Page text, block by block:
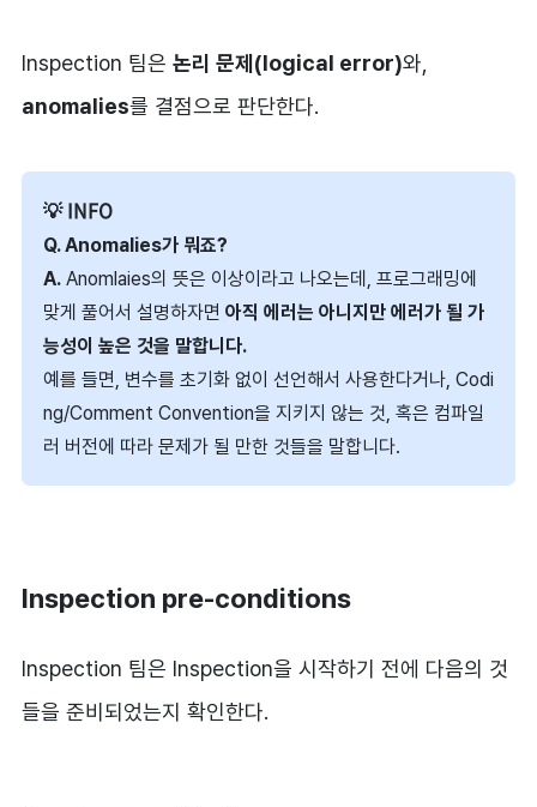
Inspection 팀은 논리 문제(logical error)와,
anomalies를 결점으로 판단한다.
Q. Anomalies가 뭐죠?
A. Anomlaies의 뜻은 이상이라고 나오는데, 프로그래밍에
맞게 풀어서 설명하자면 아직 에러는 아니지만 에러가 될 가
능성이 높은 것을 말합니다.
예를 들면, 변수를 초기화 없이 선언해서 사용한다거나, Codi
ng/Comment Convention을 지키지 않는 것, 혹은 컴파일
러 버전에 따라 문제가 될 만한 것들을 말합니다.
Inspection pre-conditions
Inspection 팀은 Inspection을 시작하기 전에 다음의 것
들을 준비되었는지 확인한다.